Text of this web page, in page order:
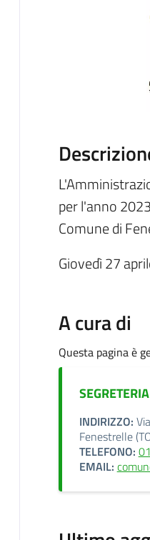
per l'anno
Comune di
Giovedì 27
A cura di
Questa pagina è
SEGRETERIA
INDIRIZZO:
Fenestrelle
TELEFONO:
EMAIL: